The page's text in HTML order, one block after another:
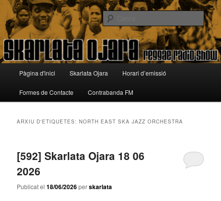
Aneu
contingut
principal
Aneu
contingut
secundariSkarlata Ojara
Reggae Radio Show
Cerca
principal
Pàgina d'inici Skarlata Ojara Horari d’emissió
Formes de Contacte Contrabanda FM
ARXIU D'ETIQUETES:NORTH EAST SKA JAZZ ORCHESTRA
[592] Skarlata Ojara 18 06
2026
Publicat el18/06/2026perskarlata